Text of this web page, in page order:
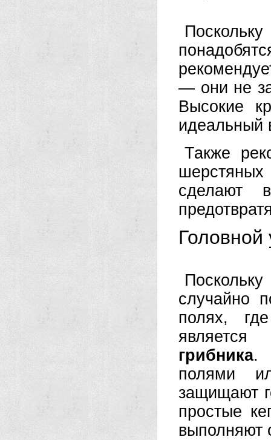
— они не
Высокие
идеальный
Также
сделают
Головной
случайно
полях,
грибника.
полями
защищают
простые
выполняют